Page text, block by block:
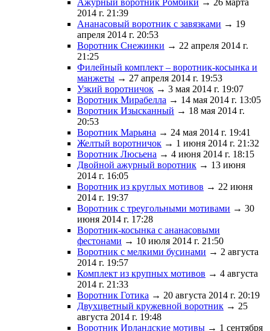
2014 г. 21:39
Ананасовый воротник с завязками → 19
апреля 2014 г. 20:53
Воротник Снежинки → 22 апреля 2014 г.
21:25
Филейный комплект – воротник-косынка и
манжеты → 27 апреля 2014 г. 19:53
Узкий воротничок → 3 мая 2014 г. 19:07
Воротник Мирабелла → 14 мая 2014 г. 13:05
Воротник Изысканный → 18 мая 2014 г.
20:53
Воротник Марьяна → 24 мая 2014 г. 19:41
Желтый воротничок → 1 июня 2014 г. 21:32
Воротник Люсьена → 4 июня 2014 г. 18:15
Двойной ажурный воротник → 13 июня
2014 г. 16:05
Воротник из круглых мотивов → 22 июня
2014 г. 19:37
Воротник с треугольными мотивами → 30
июня 2014 г. 17:28
Воротник-косынка с ананасовыми
фестонами → 10 июля 2014 г. 21:50
Воротник с мелкими бусинами → 2 августа
2014 г. 19:57
Комплект из крупных мотивов → 4 августа
2014 г. 21:33
Воротник Готика → 20 августа 2014 г. 20:19
Двухцветный кружевной воротник → 25
августа 2014 г. 19:48
Воротник Ирландские мотивы → 1 сентября